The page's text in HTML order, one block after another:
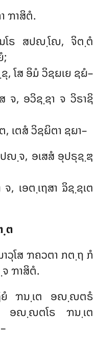
ຠາສິຕໍ.
ໂຣ ສປຎ຺ໂຎ, ຈິຕ຺ຕໍ
, ໂສ ອິມໍ ວິຊຏເຍ ຊຏໍ–
ສ ຈ, ອວິຊ຺ຊາ ຈ ວິຣາຊິ
ເຕສໍ ວິຊຏິຕາ ຊຏາ–
ຎ຺ຈ, ອເສສໍ ອຸປຣຸຊ຺ຌ
ເອຕ຺ເຖສາ ຉິຊ຺ຊເຕ
ຕ
ວຸໂສ ຠຄວຕາ ກຕ຺ຖ ກໍ
ຠາສິຕໍ.
ຍໍ ຠນ຺ເຕ ອຎ຺ຎຕຣໍ
ອຎ຺ຎຕໂຣ ຠນ຺ເຕ